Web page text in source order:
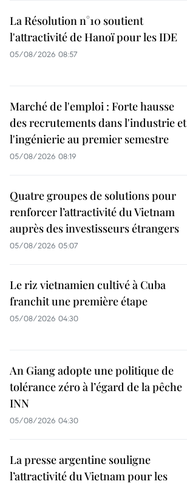
La Résolution n°10 soutient
l'attractivité de Hanoï pour les IDE
05/08/2026 08:57
Marché de l'emploi : Forte hausse
des recrutements dans l'industrie et
l'ingénierie au premier semestre
05/08/2026 08:19
Quatre groupes de solutions pour
renforcer l’attractivité du Vietnam
auprès des investisseurs étrangers
05/08/2026 05:07
Le riz vietnamien cultivé à Cuba
franchit une première étape
05/08/2026 04:30
An Giang adopte une politique de
tolérance zéro à l’égard de la pêche
INN
05/08/2026 04:30
La presse argentine souligne
l’attractivité du Vietnam pour les